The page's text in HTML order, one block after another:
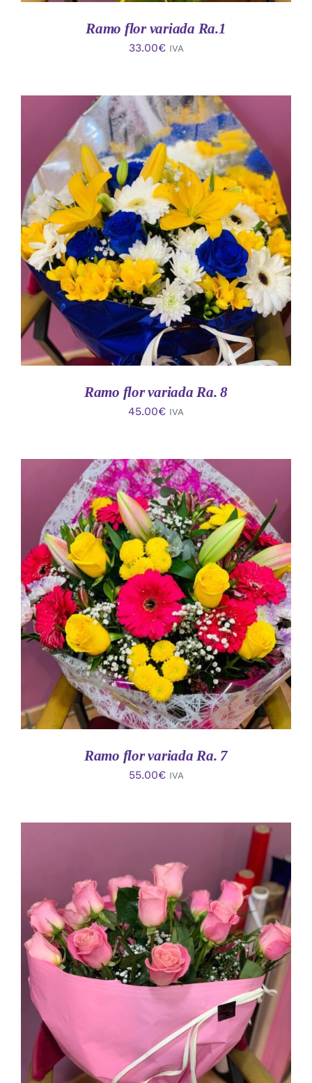
Ramo flor variada Ra.1
33.00€ IVA
AÑADIR AL CARRITO
/
DETALLES
Ramo flor variada Ra. 8
45.00€ IVA
AÑADIR AL CARRITO
/
DETALLES
Ramo flor variada Ra. 7
55.00€ IVA
AÑADIR AL CARRITO
/
DETALLES